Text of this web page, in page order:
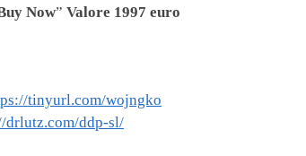
Now”Valore 1997 euro
tinyurl.com/wojngko
drlutz.com/ddp-sl/